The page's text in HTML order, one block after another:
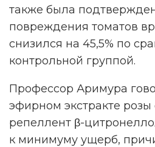
также была
повреждения томатов
снизился на 45,5% по
контрольной группой.
Профессор Аримура
эфирном экстракте
репеллент β-
к минимуму ущерб,